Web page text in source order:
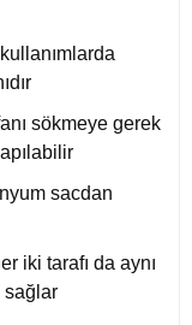
sökmeye gerek
sacdan
iki tarafı da aynı
sağlar